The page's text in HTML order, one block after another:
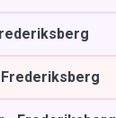
Frederiksberg